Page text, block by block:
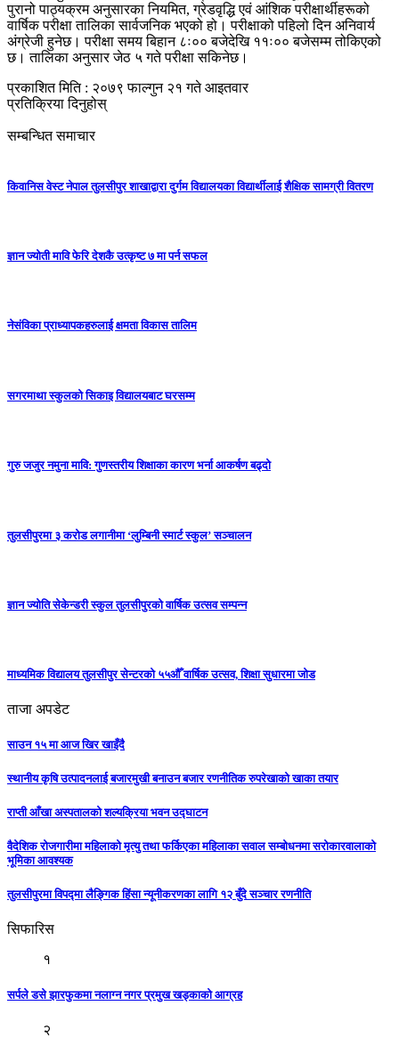
पुरानो पाठ्यक्रम अनुसारका नियमित, ग्रेडवृद्धि एवं आंशिक परीक्षार्थीहरूको
वार्षिक परीक्षा तालिका सार्वजनिक भएको हो। परीक्षाको पहिलो दिन अनिवार्य
अंग्रेजी हुनेछ। परीक्षा समय बिहान ८ः०० बजेदेखि ११ः०० बजेसम्म तोकिएको
छ। तालिका अनुसार जेठ ५ गते परीक्षा सकिनेछ।
प्रकाशित मिति : २०७९ फाल्गुन २१ गते आइतवार
प्रतिक्रिया दिनुहोस्
सम्बन्धित समाचार
किवानिस वेस्ट नेपाल तुलसीपुर शाखाद्वारा दुर्गम विद्यालयका विद्यार्थीलाई शैक्षिक सामग्री वितरण
ज्ञान ज्योती मावि फेरि देशकै उत्कृष्ट ७ मा पर्न सफल
नेसंविका प्राध्यापकहरुलाई क्षमता विकास तालिम
सगरमाथा स्कुलको सिकाइ विद्यालयबाट घरसम्म
गुरु जजुर नमुना मावि: गुणस्तरीय शिक्षाका कारण भर्ना आकर्षण बढ्दो
तुलसीपुरमा ३ करोड लगानीमा ‘लुम्बिनी स्मार्ट स्कुल’ सञ्चालन
ज्ञान ज्योति सेकेन्डरी स्कुल तुलसीपुरको वार्षिक उत्सव सम्पन्न
माध्यमिक विद्यालय तुलसीपुर सेन्टरको ५५औँ वार्षिक उत्सव, शिक्षा सुधारमा जाेड
ताजा अपडेट
साउन १५ मा आज खिर खाइँदै
स्थानीय कृषि उत्पादनलाई बजारमुखी बनाउन बजार रणनीतिक रुपरेखाको खाका तयार
राप्ती आँखा अस्पतालको शल्यक्रिया भवन उद्घाटन
वैदेशिक रोजगारीमा महिलाको मृत्यु तथा फर्किएका महिलाका सवाल सम्बोधनमा सरोकारवालाको
भूमिका आवश्यक
तुलसीपुरमा विपद्मा लैङ्गिक हिंसा न्यूनीकरणका लागि १२ बुँदे सञ्चार रणनीति
सिफारिस
१
सर्पले डसे झारफुकमा नलाग्न नगर प्रमुख खड्काको आग्रह
२